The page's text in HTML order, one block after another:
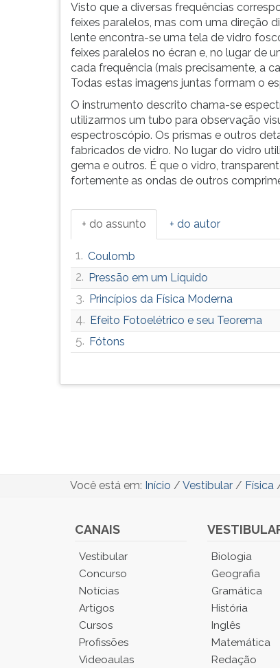
Visto que a diversas frequências
feixes paralelos, mas com uma direção
lente encontra-se uma tela de vidro
feixes paralelos no écran e, no lugar de
cada frequência (mais precisamente, a
Todas estas imagens juntas formam o
O instrumento descrito chama-se
utilizarmos um tubo para observação
espectroscópio. Os prismas e outros
fabricados de vidro. No lugar do vidro
gema e outros. É que o vidro,
fortemente as ondas de outros
+ do assunto + do autor
1. Coulomb
2. Pressão em um Líquido
3. Princípios da Física Moderna
4. Efeito Fotoelétrico e seu Teorema
5. Fótons
Você está em: Início / Vestibular / Física
CANAIS
Você
está
Menu
Principal.
Pressione
TAB
e
Vestibular
Concurso
Notícias
Artigos
Cursos
Profissões
Videoaulas
Biologia
Geografia
Gramática
História
Inglês
Matemática
Redação